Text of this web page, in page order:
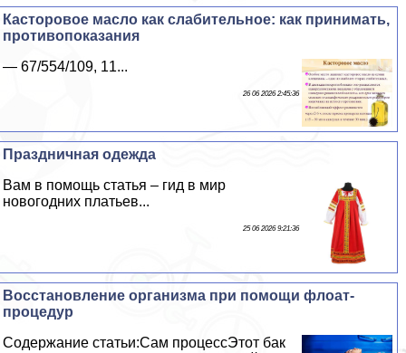
Касторовое масло как слабительное: как принимать,
противопоказания
— 67/554/109, 11...
26 06 2026 2:45:36
Праздничная одежда
Вам в помощь статья – гид в мир
новогодних платьев...
25 06 2026 9:21:36
Восстановление организма при помощи флоат-
процедур
Содержание статьи:Сам процессЭтот бак